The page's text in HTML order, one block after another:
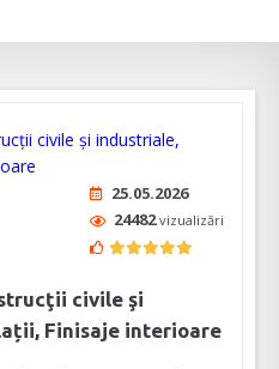
25.05.2026
24482vizualizări
civile şi
Finisaje interioare